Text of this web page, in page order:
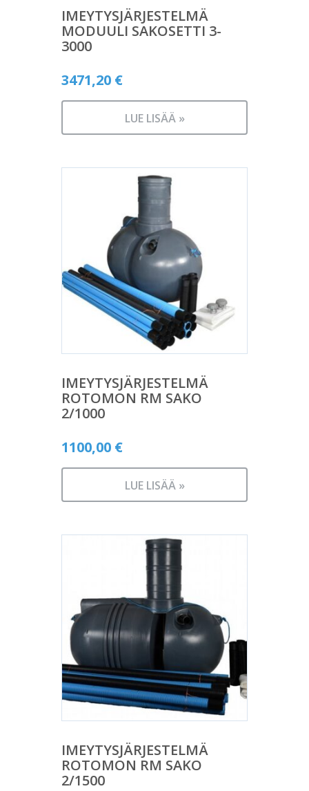
IMEYTYSJÄRJESTELMÄ
MODUULI SAKOSETTI 3-
3000
3471,20 €
LUE LISÄÄ »
IMEYTYSJÄRJESTELMÄ
ROTOMON RM SAKO
2/1000
1100,00 €
LUE LISÄÄ »
IMEYTYSJÄRJESTELMÄ
ROTOMON RM SAKO
2/1500